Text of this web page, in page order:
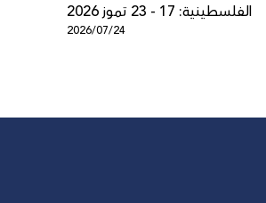
الفلسطينية: 17 - 23 تموز 2026
2026/07/24